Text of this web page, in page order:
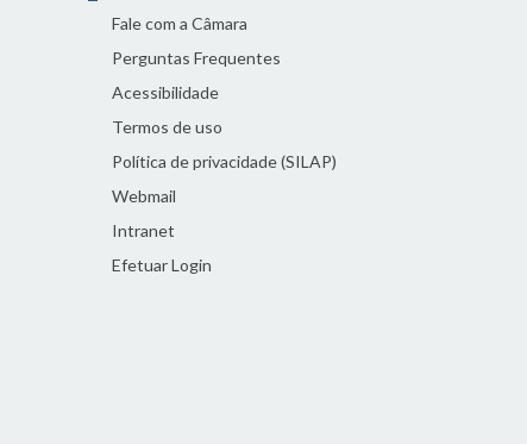
Fale com a Câmara
Perguntas Frequentes
Acessibilidade
Termos de uso
Política de privacidade (SILAP)
Webmail
Intranet
Efetuar Login